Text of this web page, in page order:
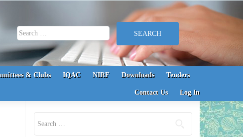
Search for:
& Clubs IQAC NIRF Downloads Tenders
Contact Us Log In